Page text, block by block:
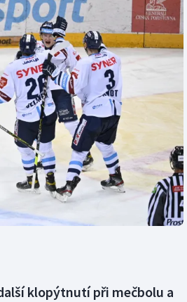
hry
Triatlon
Veslování
Vodní slalom
Volejbal
Ostatní
klopýtnutí při mečbolu a